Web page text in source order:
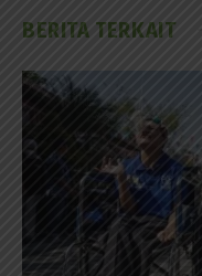
BERITA TERKAIT